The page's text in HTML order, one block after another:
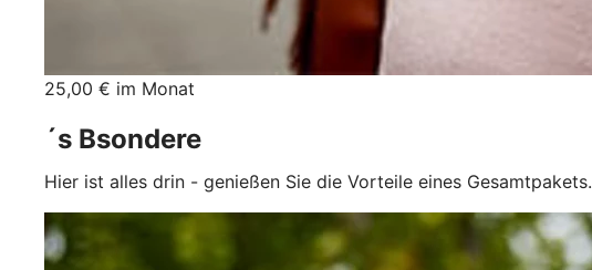
25,00 € im Monat
´s Bsondere
Hier ist alles drin - genießen Sie die Vorteile eines Gesamtpakets.